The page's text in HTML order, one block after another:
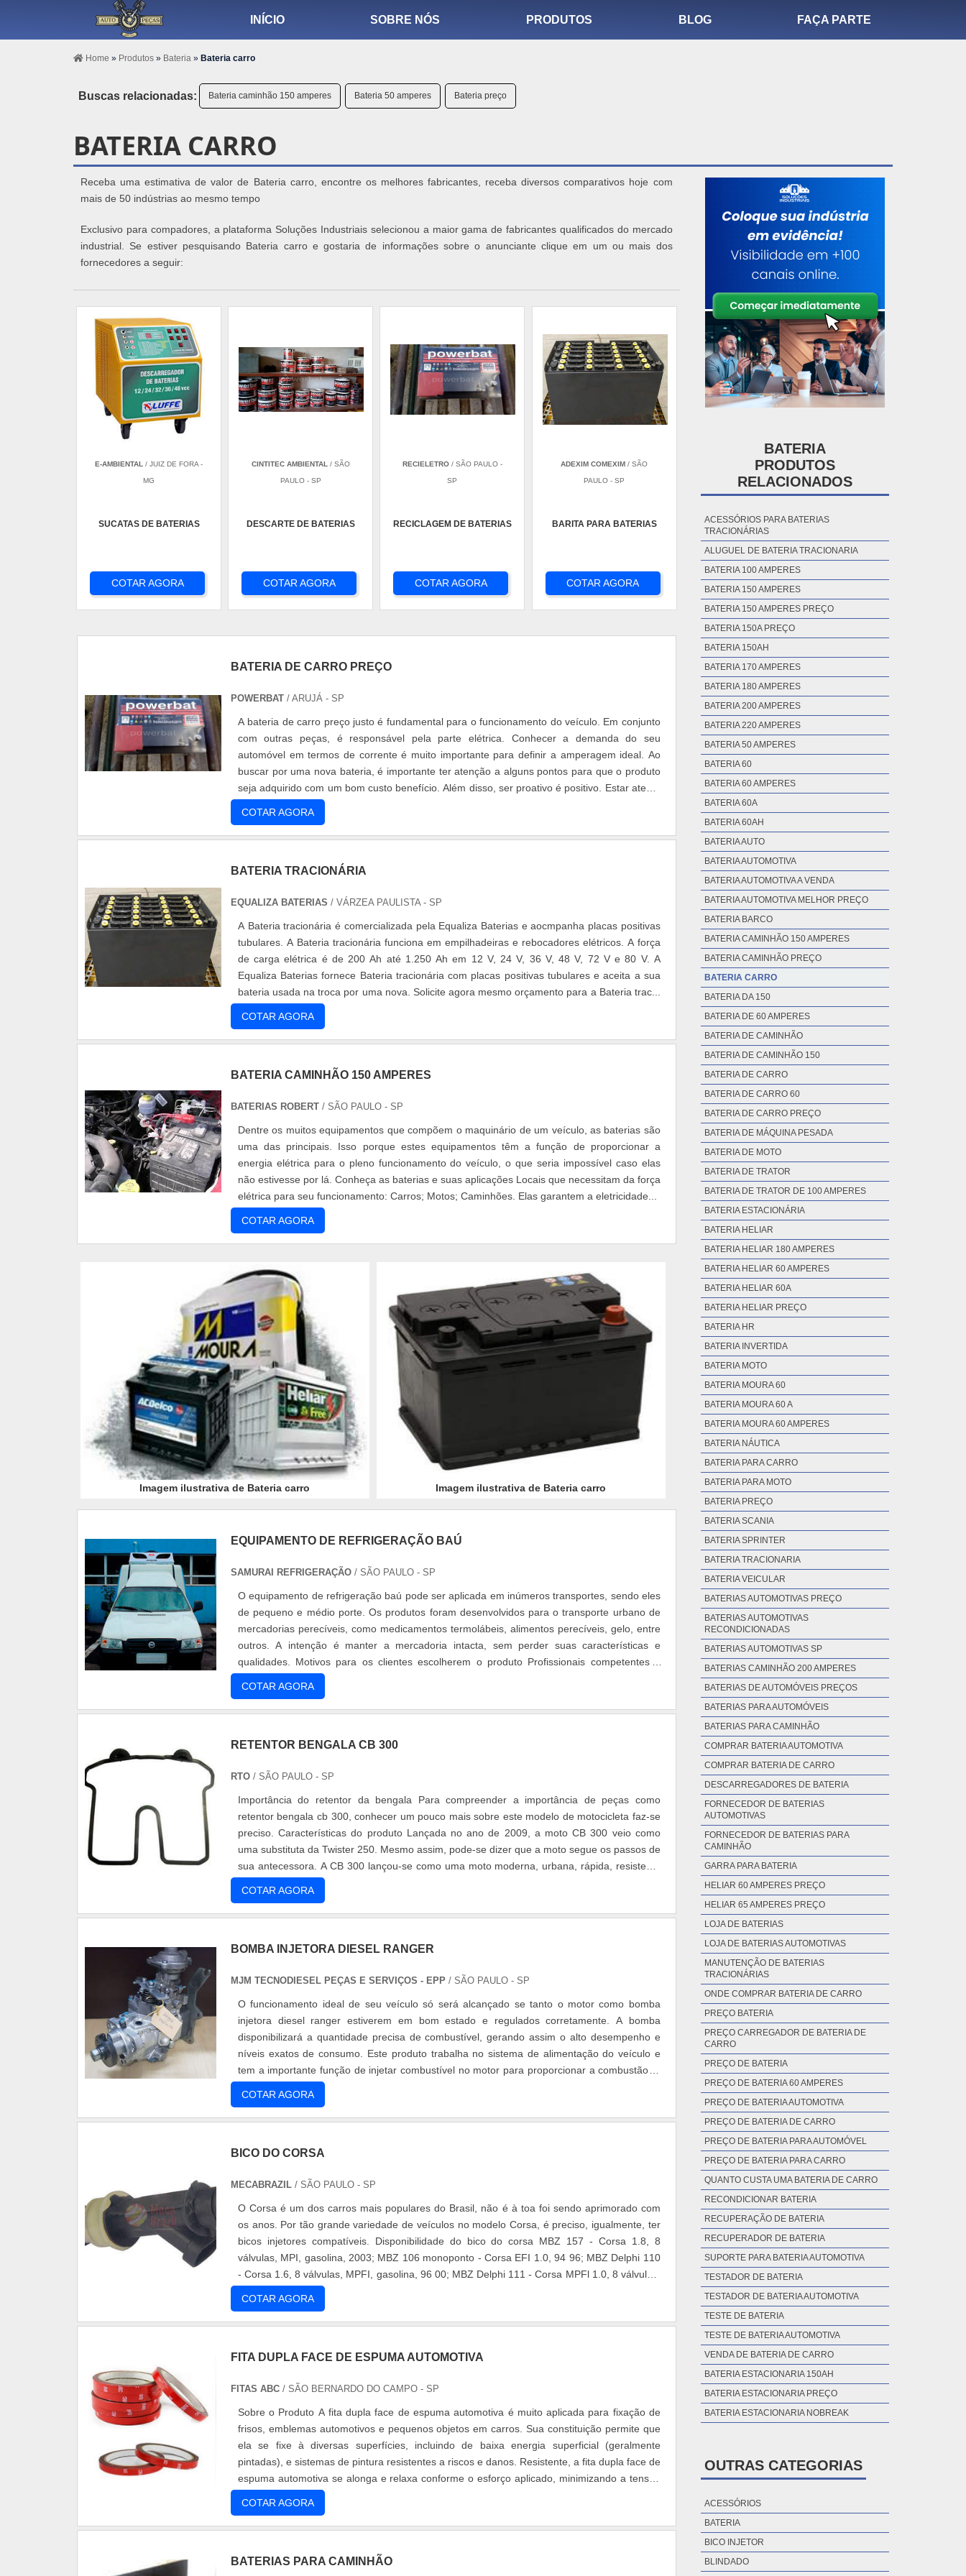
INÍCIO SOBRE NÓS PRODUTOS BLOG FAÇA PARTE
Home » Produtos » Bateria » Bateria carro
Buscas relacionadas: Bateria caminhão 150 amperes Bateria 50 amperes Bateria preço
BATERIA CARRO
Receba uma estimativa de valor de Bateria carro, encontre os melhores fabricantes, receba diversos comparativos hoje com
mais de 50 indústrias ao mesmo tempo
Exclusivo para compadores, a plataforma Soluções Industriais selecionou a maior gama de fabricantes qualificados do mercado
industrial. Se estiver pesquisando Bateria carro e gostaria de informações sobre o anunciante clique em um ou mais dos
fornecedores a seguir:
E-AMBIENTAL / JUIZ DE FORA -
MG
SUCATAS DE BATERIAS
COTAR AGORA
CINTITEC AMBIENTAL / SÃO
PAULO - SP
DESCARTE DE BATERIAS
COTAR AGORA
RECIELETRO/ SÃO PAULO -
SP
RECICLAGEM DE BATERIAS
COTAR AGORA
ADEXIM COMEXIM / SÃO
PAULO - SP
BARITA PARA BATERIAS
COTAR AGORA
BATERIA DE CARRO PREÇO
POWERBAT / ARUJÁ - SP
A bateria de carro preço justo é fundamental para o funcionamento do veículo. Em conjunto
com outras peças, é responsável pela parte elétrica. Conhecer a demanda do seu
automóvel em termos de corrente é muito importante para definir a amperagem ideal. Ao
buscar por uma nova bateria, é importante ter atenção a alguns pontos para que o produto
seja adquirido com um bom custo benefício. Além disso, ser proativo é positivo. Estar atento
COTAR AGORA
BATERIA TRACIONÁRIA
EQUALIZA BATERIAS / VÁRZEA PAULISTA - SP
A Bateria tracionária é comercializada pela Equaliza Baterias e aocmpanha placas positivas
tubulares. A Bateria tracionária funciona em empilhadeiras e rebocadores elétricos. A força
de carga elétrica é de 200 Ah até 1.250 Ah em 12 V, 24 V, 36 V, 48 V, 72 V e 80 V. A
Equaliza Baterias fornece Bateria tracionária com placas positivas tubulares e aceita a sua
bateria usada na troca por uma nova. Solicite agora mesmo orçamento para a Bateria trac...
COTAR AGORA
BATERIA CAMINHÃO 150 AMPERES
BATERIAS ROBERT / SÃO PAULO - SP
Dentre os muitos equipamentos que compõem o maquinário de um veículo, as baterias são
uma das principais. Isso porque estes equipamentos têm a função de proporcionar a
energia elétrica para o pleno funcionamento do veículo, o que seria impossível caso elas
não estivesse por lá. Conheça as baterias e suas aplicações Locais que necessitam da força
elétrica para seu funcionamento: Carros; Motos; Caminhões. Elas garantem a eletricidade...
COTAR AGORA
Imagem ilustrativa de Bateria carro Imagem ilustrativa de Bateria carro
EQUIPAMENTO DE REFRIGERAÇÃO BAÚ
SAMURAI REFRIGERAÇÃO/ SÃO PAULO - SP
O equipamento de refrigeração baú pode ser aplicada em inúmeros transportes, sendo eles
de pequeno e médio porte. Os produtos foram desenvolvidos para o transporte urbano de
mercadorias perecíveis, como medicamentos termolábeis, alimentos perecíveis, gelo, entre
outros. A intenção é manter a mercadoria intacta, sem perder suas características e
qualidades. Motivos para os clientes escolherem o produto Profissionais competentes e
COTAR AGORA
RETENTOR BENGALA CB 300
RTO/ SÃO PAULO - SP
Importância do retentor da bengala Para compreender a importância de peças como
retentor bengala cb 300, conhecer um pouco mais sobre este modelo de motocicleta faz-se
preciso. Características do produto Lançada no ano de 2009, a moto CB 300 veio como
uma substituta da Twister 250. Mesmo assim, pode-se dizer que a moto segue os passos de
sua antecessora. A CB 300 lançou-se como uma moto moderna, urbana, rápida, resistente
COTAR AGORA
BOMBA INJETORA DIESEL RANGER
MJM TECNODIESEL PEÇAS E SERVIÇOS - EPP/ SÃO PAULO - SP
O funcionamento ideal de seu veículo só será alcançado se tanto o motor como bomba
injetora diesel ranger estiverem em bom estado e regulados corretamente. A bomba
disponibilizará a quantidade precisa de combustível, gerando assim o alto desempenho e
níveis exatos de consumo. Este produto trabalha no sistema de alimentação do veículo e
tem a importante função de injetar combustível no motor para proporcionar a combustão. é
importante reconhecer....
COTAR AGORA
BICO DO CORSA
MECABRAZIL/ SÃO PAULO - SP
O Corsa é um dos carros mais populares do Brasil, não é à toa foi sendo aprimorado com
os anos. Por tão grande variedade de veículos no modelo Corsa, é preciso, igualmente, ter
bicos injetores compatíveis. Disponibilidade do bico do corsa MBZ 157 - Corsa 1.8, 8
válvulas, MPI, gasolina, 2003; MBZ 106 monoponto - Corsa EFI 1.0, 94 96; MBZ Delphi 110
- Corsa 1.6, 8 válvulas, MPFI, gasolina, 96 00; MBZ Delphi 111 - Corsa MPFl 1.0, 8 válvulas,
COTAR AGORA
FITA DUPLA FACE DE ESPUMA AUTOMOTIVA
FITAS ABC/ SÃO BERNARDO DO CAMPO - SP
Sobre o Produto A fita dupla face de espuma automotiva é muito aplicada para fixação de
frisos, emblemas automotivos e pequenos objetos em carros. Sua constituição permite que
ela se fixe à diversas superfícies, incluindo de baixa energia superficial (geralmente
pintadas), e sistemas de pintura resistentes a riscos e danos. Resistente, a fita dupla face de
espuma automotiva se alonga e relaxa conforme o esforço aplicado, minimizando a tensão
COTAR AGORA
BATERIAS PARA CAMINHÃO
BATERIA
PRODUTOS
RELACIONADOS
ACESSÓRIOS PARA BATERIAS
TRACIONÁRIAS
ALUGUEL DE BATERIA TRACIONARIA
BATERIA 100 AMPERES
BATERIA 150 AMPERES
BATERIA 150 AMPERES PREÇO
BATERIA 150A PREÇO
BATERIA 150AH
BATERIA 170 AMPERES
BATERIA 180 AMPERES
BATERIA 200 AMPERES
BATERIA 220 AMPERES
BATERIA 50 AMPERES
BATERIA 60
BATERIA 60 AMPERES
BATERIA 60A
BATERIA 60AH
BATERIA AUTO
BATERIA AUTOMOTIVA
BATERIA AUTOMOTIVA A VENDA
BATERIA AUTOMOTIVA MELHOR PREÇO
BATERIA BARCO
BATERIA CAMINHÃO 150 AMPERES
BATERIA CAMINHÃO PREÇO
BATERIA CARRO
BATERIA DA 150
BATERIA DE 60 AMPERES
BATERIA DE CAMINHÃO
BATERIA DE CAMINHÃO 150
BATERIA DE CARRO
BATERIA DE CARRO 60
BATERIA DE CARRO PREÇO
BATERIA DE MÁQUINA PESADA
BATERIA DE MOTO
BATERIA DE TRATOR
BATERIA DE TRATOR DE 100 AMPERES
BATERIA ESTACIONÁRIA
BATERIA HELIAR
BATERIA HELIAR 180 AMPERES
BATERIA HELIAR 60 AMPERES
BATERIA HELIAR 60A
BATERIA HELIAR PREÇO
BATERIA HR
BATERIA INVERTIDA
BATERIA MOTO
BATERIA MOURA 60
BATERIA MOURA 60 A
BATERIA MOURA 60 AMPERES
BATERIA NÁUTICA
BATERIA PARA CARRO
BATERIA PARA MOTO
BATERIA PREÇO
BATERIA SCANIA
BATERIA SPRINTER
BATERIA TRACIONARIA
BATERIA VEICULAR
BATERIAS AUTOMOTIVAS PREÇO
BATERIAS AUTOMOTIVAS
RECONDICIONADAS
BATERIAS AUTOMOTIVAS SP
BATERIAS CAMINHÃO 200 AMPERES
BATERIAS DE AUTOMÓVEIS PREÇOS
BATERIAS PARA AUTOMÓVEIS
BATERIAS PARA CAMINHÃO
COMPRAR BATERIA AUTOMOTIVA
COMPRAR BATERIA DE CARRO
DESCARREGADORES DE BATERIA
FORNECEDOR DE BATERIAS
AUTOMOTIVAS
FORNECEDOR DE BATERIAS PARA
CAMINHÃO
GARRA PARA BATERIA
HELIAR 60 AMPERES PREÇO
HELIAR 65 AMPERES PREÇO
LOJA DE BATERIAS
LOJA DE BATERIAS AUTOMOTIVAS
MANUTENÇÃO DE BATERIAS
TRACIONÁRIAS
ONDE COMPRAR BATERIA DE CARRO
PREÇO BATERIA
PREÇO CARREGADOR DE BATERIA DE
CARRO
PREÇO DE BATERIA
PREÇO DE BATERIA 60 AMPERES
PREÇO DE BATERIA AUTOMOTIVA
PREÇO DE BATERIA DE CARRO
PREÇO DE BATERIA PARA AUTOMÓVEL
PREÇO DE BATERIA PARA CARRO
QUANTO CUSTA UMA BATERIA DE CARRO
RECONDICIONAR BATERIA
RECUPERAÇÃO DE BATERIA
RECUPERADOR DE BATERIA
SUPORTE PARA BATERIA AUTOMOTIVA
TESTADOR DE BATERIA
TESTADOR DE BATERIA AUTOMOTIVA
TESTE DE BATERIA
TESTE DE BATERIA AUTOMOTIVA
VENDA DE BATERIA DE CARRO
BATERIA ESTACIONARIA 150AH
BATERIA ESTACIONARIA PREÇO
BATERIA ESTACIONARIA NOBREAK
OUTRAS CATEGORIAS
ACESSÓRIOS
BATERIA
BICO INJETOR
BLINDADO